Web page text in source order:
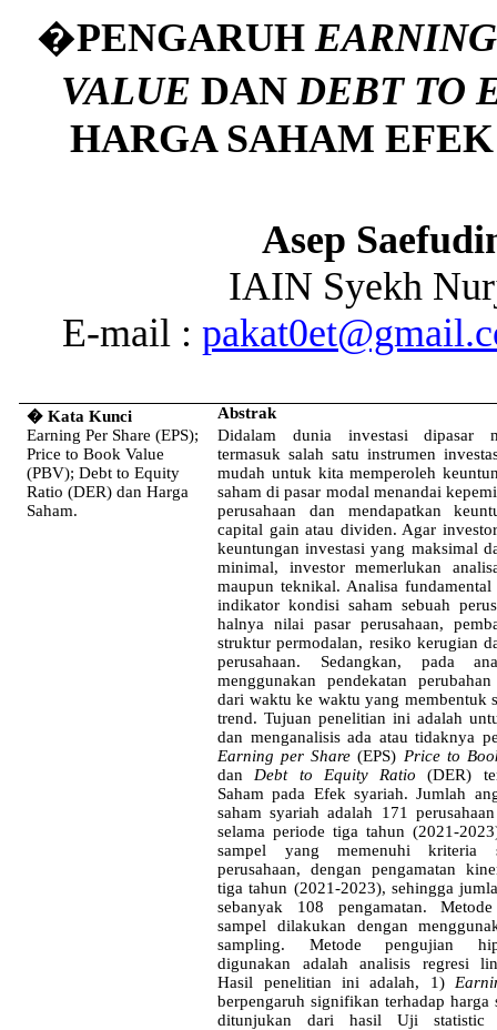
�PENGARUH
VALUE DANDEBT TO
HARGA SAHAM
Asep
IAIN Syekh
E-mail :
�Kata Kunci
Abstrak
Earning Per Share (EPS);
Price to Book Value
(PBV); Debt to Equity
Ratio (DER) dan Harga
Saham.
Didalam dunia investasi dipasar
termasuk salahsatu instrumen
mudah untuk kita memperoleh
saham di pasar modal menandai
perusahaan dan mendapatkan
capital gainatau dividen. Agar
keuntungan investasi yang maksimal
minimal, investormemerlukan
maupun teknikal. Analisa fundamental
indikator kondisi saham sebuah
halnya
nilai pasarperusahaan,
struktur permodalan, resiko kerugian
perusahaan. Sedangkan, pada
menggunakan
pendekatan
perubahan
dari waktu ke waktu yang membentuk
trend. Tujuanpenelitian ini adalah
dan menganalisis ada atau tidaknya
Earning per Share (EPS) Price to
dan Debt to Equity Ratio (DER)
Saham pada Efek syariah.Jumlah
saham syariahadalah 171 perusahaan
selama periode tiga tahun (2021-
sampel yang memenuhi kriteria
perusahaan,dengan pengamatan
tiga tahun (2021-2023), sehingga
sebanyak 108 pengamatan.
sampel
dilakukan dengan
sampling. Metodepengujian
digunakan
adalah analisis regresi
Hasil penelitian ini adalah, 1)
berpengaruh signifikan terhadap harga
ditunjukan
dari hasil
Uji